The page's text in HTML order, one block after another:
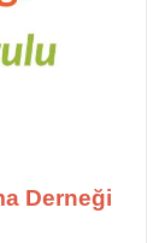
Derneği